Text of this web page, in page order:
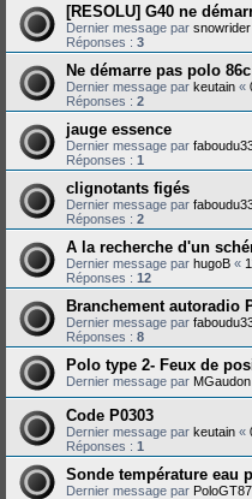
[RESOLU] G40 ne
Dernier message par snowrider
Réponses : 3
Ne démarre pas polo 86c
Dernier message par keutain «
Réponses : 2
jauge essence
Dernier message par
Réponses : 1
clignotants figés
Dernier message par
Réponses : 2
A la recherche d'un
Dernier message par hugoB «
Réponses : 12
Branchement autoradio
Dernier message par
Réponses : 8
Polo type 2- Feux de
Dernier message par MGaudon
Code P0303
Dernier message par keutain «
Réponses : 1
Sonde température eau
Dernier message par PoloGT87